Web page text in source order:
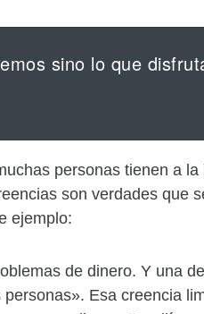
sino lo que
personas tienen a
son verdades que
ejemplo:
de dinero. Y una
Esa creencia